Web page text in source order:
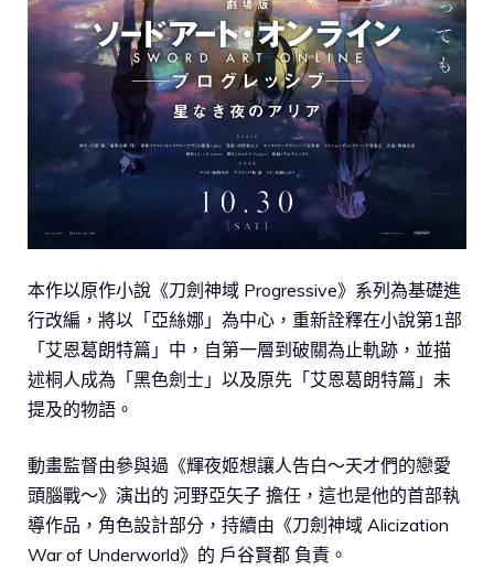
本作以原作小說《刀劍神域 Progressive》系列為基礎進
行改編，將以「亞絲娜」為中心，重新詮釋在小說第1部
「艾恩葛朗特篇」中，自第一層到破關為止軌跡，並描
述桐人成為「黑色劍士」以及原先「艾恩葛朗特篇」未
提及的物語。
動畫監督由參與過《輝夜姬想讓人告白～天才們的戀愛
頭腦戰～》演出的 河野亞矢子 擔任，這也是他的首部執
導作品，角色設計部分，持續由《刀劍神域 Alicization
War of Underworld》的 戶谷賢都 負責。